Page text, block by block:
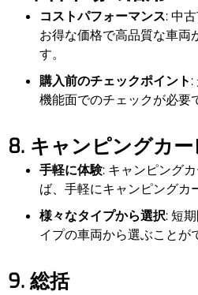
コストパフォーマンス: 中
お得な価格で高品質な車両
す。
購入前のチェックポイント:
機能面でのチェックが必要
8. キャンピングカ
手軽に体験: キャンピング
ば、手軽にキャンピングカ
様々なタイプから選択: 短
イプの車両から選ぶことが
9. 総括